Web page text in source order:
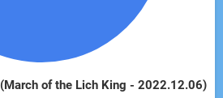
(March of the Lich King - 2022.12.06)